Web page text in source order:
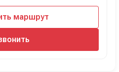
маршрут